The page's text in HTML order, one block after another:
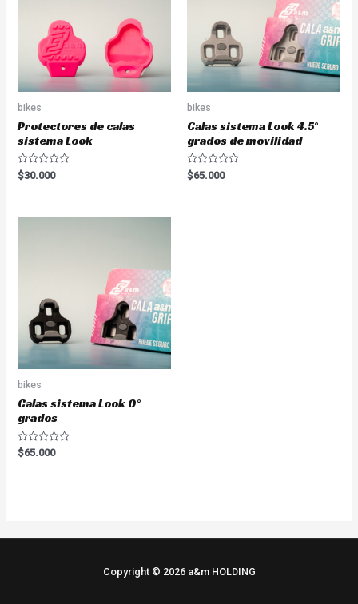
bikes
Protectores de calas
sistema Look
Valorado
en
$30.000
bikes
Calas sistema Look 4.5°
grados de movilidad
Valorado
en
$65.000
bikes
Calas sistema Look 0°
grados
Valorado
en
$65.000
Copyright © 2026 a&m HOLDING